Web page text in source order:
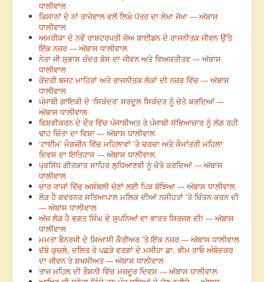
ਧਾਲੀਵਾਲ
ਕਿਸਾਨਾਂ ਦੇ ਨਾਂ ਰਾਜੇਵਾਲ ਵਲੋਂ ਲਿਖੇ ਪੱਤਰ ਦਾ ਲੇਖਾ ਜੋਖਾ --- ਅੱਬਾਸ
ਧਾਲੀਵਾਲ
ਅਮਰੀਕਾ ਦੇ ਨਵੇਂ ਰਾਸ਼ਟਰਪਤੀ ਜੋਅ ਬਾਈਡਨ ਦੇ ਰਾਜਨੀਤਕ ਜੀਵਨ ਉੱਤੇ
ਇੱਕ ਨਜ਼ਰ --- ਅੱਬਾਸ ਧਾਲੀਵਾਲ
ਨੇਤਾ ਜੀ ਸੁਭਾਸ਼ ਚੰਦਰ ਬੋਸ ਦਾ ਜੀਵਨ ਅਤੇ ਵਿਅਕਤੀਤਵ --- ਅੱਬਾਸ
ਧਾਲੀਵਾਲ
ਕੇਂਦਰੀ ਬਜਟ ਮਾਹਿਰਾਂ ਅਤੇ ਰਾਜਨੀਤਕ ਲੋਕਾਂ ਦੀ ਨਜ਼ਰ ਵਿੱਚ --- ਅੱਬਾਸ
ਧਾਲੀਵਾਲ
ਪੰਜਾਬੀ ਗਾਇਕੀ ਦੇ ‘ਸਿਕੰਦਰ’ ਸਰਦੂਲ ਸਿਕੰਦਰ ਨੂੰ ਚੇਤੇ ਕਰਦਿਆਂ ---
ਅੱਬਾਸ ਧਾਲੀਵਾਲ
ਵਿਸ਼ਵੀਕਰਨ ਦੇ ਦੌਰ ਵਿੱਚ ਪੰਜਾਬੀਅਤ ਤੇ ਪੰਜਾਬੀ ਸੱਭਿਆਚਾਰ ਨੂੰ ਲੱਗ ਰਹੀ
ਢਾਹ ਚਿੰਤਾ ਦਾ ਵਿਸ਼ਾ --- ਅੱਬਾਸ ਧਾਲੀਵਾਲ
‘ਟਾਈਮ’ ਮੈਗਜ਼ੀਨ ਵਿੱਚ ਮਹਿਲਾਵਾਂ ’ਤੇ ਚਰਚਾ ਅਤੇ ਕੌਮਾਂਤਰੀ ਮਹਿਲਾ
ਦਿਵਸ ਦਾ ਇਤਿਹਾਸ --- ਅੱਬਾਸ ਧਾਲੀਵਾਲ
ਪ੍ਰਸਿੱਧ ਗੀਤਕਾਰ ਸਾਹਿਰ ਲੁਧਿਆਣਵੀ ਨੂੰ ਚੇਤੇ ਕਰਦਿਆਂ --- ਅੱਬਾਸ
ਧਾਲੀਵਾਲ
ਚਾਰ ਰਾਜਾਂ ਵਿੱਚ ਅਸੰਬਲੀ ਚੋਣਾਂ ਲਈ ਪਿੜ ਬੱਝਿਆ --- ਅੱਬਾਸ ਧਾਲੀਵਾਲ
ਲੋੜ ਹੈ ਗਵਰਨਰ ਸਤਿਆਪਾਲ ਮਲਿਕ ਦੀਆਂ ਨਸੀਹਤਾਂ ’ਤੇ ਚਿੰਤਨ ਕਰਨ ਦੀ
--- ਅੱਬਾਸ ਧਾਲੀਵਾਲ
ਅੱਜ ਲੋੜ ਹੈ ਭਗਤ ਸਿੰਘ ਦੇ ਸੁਪਨਿਆਂ ਦਾ ਭਾਰਤ ਸਿਰਜਣ ਦੀ! --- ਅੱਬਾਸ
ਧਾਲੀਵਾਲ
ਮਮਤਾ ਬੈਨਰਜੀ ਦੇ ਸਿਆਸੀ ਕੈਰੀਅਰ ’ਤੇ ਇੱਕ ਨਜ਼ਰ --- ਅੱਬਾਸ ਧਾਲੀਵਾਲ
ਦੱਬੇ ਕੁਚਲੇ, ਦਲਿਤ ਤੇ ਪਛੜੇ ਵਰਗਾਂ ਦੇ ਮਸੀਹਾ ਡਾ. ਭੀਮ ਰਾਓ ਅੰਬੇਦਕਰ
ਦਾ ਜੀਵਨ ਤੇ ਸ਼ਖਸੀਅਤ --- ਅੱਬਾਸ ਧਾਲੀਵਾਲ
ਤਾਜ ਮਹਿਲ ਦੀ ਰੌਸ਼ਨੀ ਵਿੱਚ ਮਜ਼ਦੂਰ ਦਿਵਸ --- ਅੱਬਾਸ ਧਾਲੀਵਾਲ